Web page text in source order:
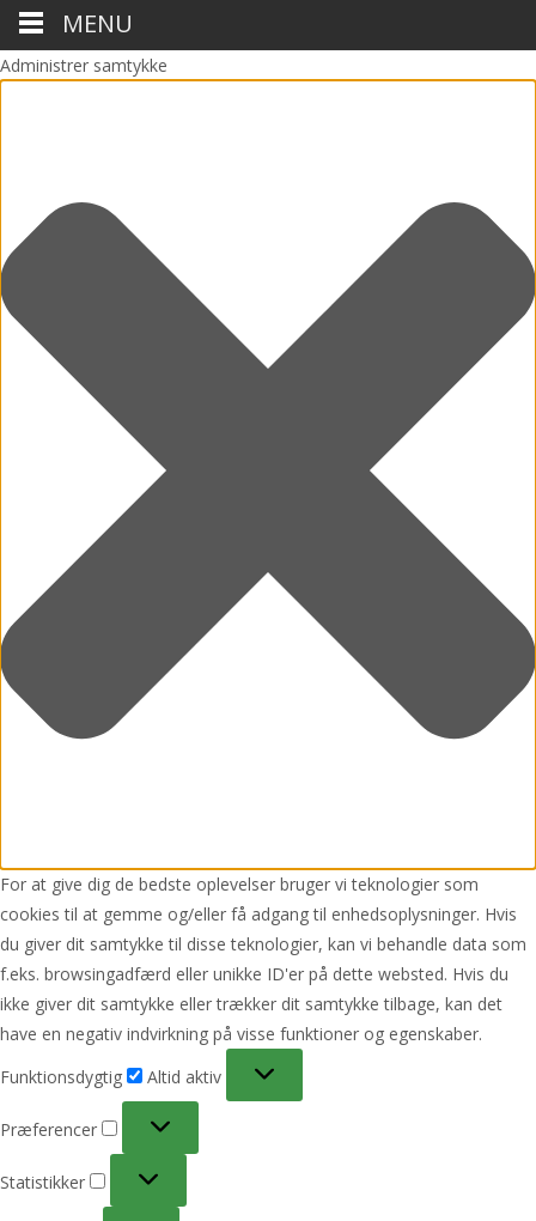
Administrer samtykke
For at give dig de bedste oplevelser bruger vi teknologier som
cookies til at gemme og/eller få adgang til enhedsoplysninger. Hvis
du giver dit samtykke til disse teknologier, kan vi behandle data som
f.eks. browsingadfærd eller unikke ID'er på dette websted. Hvis du
ikke giver dit samtykke eller trækker dit samtykke tilbage, kan det
have en negativ indvirkning på visse funktioner og egenskaber.
Funktionsdygtig
Altid aktiv
Præferencer
Statistikker
MENU